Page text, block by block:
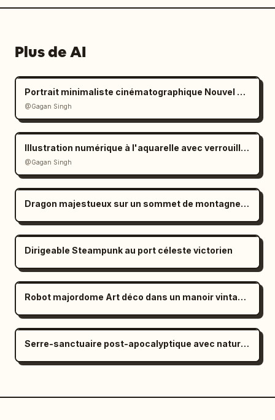
Plus de AI
Portrait minimaliste cinématographique Nouvel An 2026
@Gagan Singh
Illustration numérique à l'aquarelle avec verrouillage strict de l'identité
@Gagan Singh
Dragon majestueux sur un sommet de montagne de cristal
Dirigeable Steampunk au port céleste victorien
Robot majordome Art déco dans un manoir vintage des années 1920
Serre-sanctuaire post-apocalyptique avec nature luxuriante